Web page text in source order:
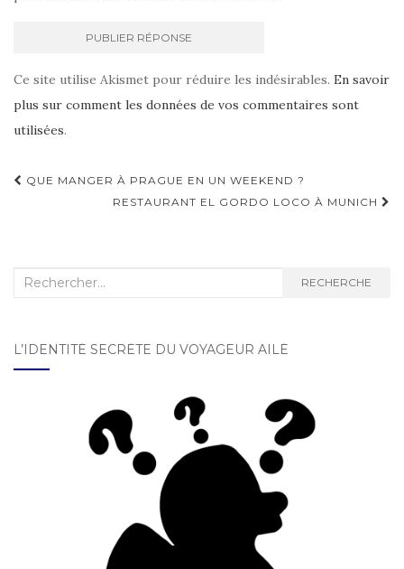
Ce site utilise Akismet pour réduire les indésirables. En savoir
plus sur comment les données de vos commentaires sont
utilisées.
Navigation d'article
QUE MANGER À PRAGUE EN UN WEEKEND ?
RESTAURANT EL GORDO LOCO À MUNICH
Recherche : RECHERCHE
L’IDENTITÉ SECRÈTE DU VOYAGEUR AILÉ